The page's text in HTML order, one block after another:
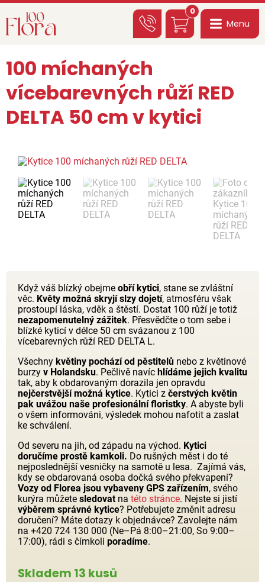
0
Menu
100 míchaných
vícebarevných růží RED
DELTA 50 cm v kytici
Když váš blízký obejme obří kytici, stane se zvláštní
věc. Květy možná skryjí slzy dojetí, atmosféru však
prostoupí láska, vděk a štěstí. Dostat 100 růží je totiž
nezapomenutelný zážitek. Přesvědčte o tom sebe i
blízké kyticí v délce 50 cm svázanou z 100
vícebarevných růží RED DELTA L.
Všechny květiny pochází od pěstitelů nebo z květinové
burzy v Holandsku. Pečlivě navíc hlídáme jejich kvalitu
tak, aby k obdarovaným dorazila jen opravdu
nejčerstvější možná kytice. Kytici z čerstvých květin
pak uvážou naše profesionální floristky. A abyste byli
o všem informováni, výsledek mohou nafotit a zaslat
ke schválení.
Od severu na jih, od západu na východ. Kytici
doručíme prostě kamkoli. Do rušných měst i do té
nejposlednější vesničky na samotě u lesa. Zajímá vás,
kdy se obdarovaná osoba dočká svého překvapení?
Vozy od Florea jsou vybaveny GPS zařízením, svého
kurýra můžete sledovatna této stránce. Nejste si jistí
výběrem správné kytice? Potřebujete změnit adresu
doručení? Máte dotazy k objednávce? Zavolejte nám
na +420 724 130 000 (Ne–Pá 8:00–21:00, So 9:00–
17:00), rádi s čímkoli poradíme.
Skladem 13 kusů